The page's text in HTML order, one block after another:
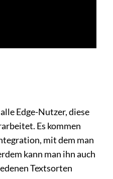
Edge-Nutzer, diese
Es kommen
mit dem man
kann man ihn auch
Textsorten